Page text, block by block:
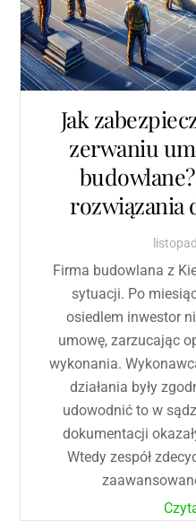
Jak
zerwaniu
rozwiązania
listopad
Firma budowlana z
sytuacji. Po
osiedlem inwestor
umowę, zarzucając
wykonania.
działania były
udowodnić to w
dokumentacji
Wtedy zespół